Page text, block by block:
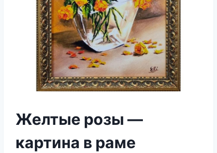
Желтые розы —
картина в раме